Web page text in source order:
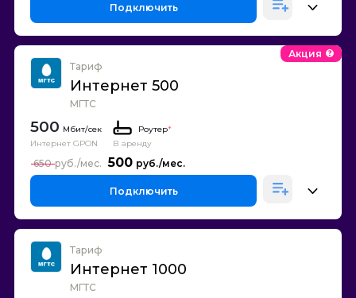
Подключить
Тариф
Интернет 500
МГТС
Акция
500
Интернет GPON
Роутер*
В аренду
500
650
Подключить
Тариф
Интернет 1000
МГТС